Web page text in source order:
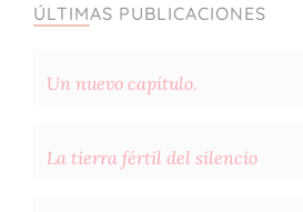
ÚLTIMAS PUBLICACIONES
Un nuevo capítulo.
La tierra fértil del silencio